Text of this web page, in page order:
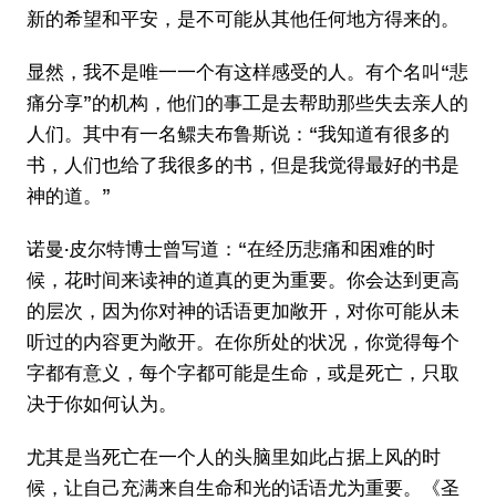
新的希望和平安，是不可能从其他任何地方得来的。
显然，我不是唯一一个有这样感受的人。有个名叫“悲
痛分享”的机构，他们的事工是去帮助那些失去亲人的
人们。其中有一名鳏夫布鲁斯说：“我知道有很多的
书，人们也给了我很多的书，但是我觉得最好的书是
神的道。”
诺曼·皮尔特博士曾写道：“在经历悲痛和困难的时
候，花时间来读神的道真的更为重要。你会达到更高
的层次，因为你对神的话语更加敞开，对你可能从未
听过的内容更为敞开。在你所处的状况，你觉得每个
字都有意义，每个字都可能是生命，或是死亡，只取
决于你如何认为。
尤其是当死亡在一个人的头脑里如此占据上风的时
候，让自己充满来自生命和光的话语尤为重要。《圣